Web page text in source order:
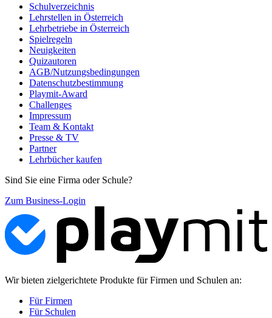
Schulverzeichnis
Lehrstellen in Österreich
Lehrbetriebe in Österreich
Spielregeln
Neuigkeiten
Quizautoren
AGB/Nutzungsbedingungen
Datenschutzbestimmung
Playmit-Award
Challenges
Impressum
Team & Kontakt
Presse & TV
Partner
Lehrbücher kaufen
Sind Sie eine Firma oder Schule?
Zum Business-Login
Wir bieten zielgerichtete Produkte für Firmen und Schulen an:
Für Firmen
Für Schulen